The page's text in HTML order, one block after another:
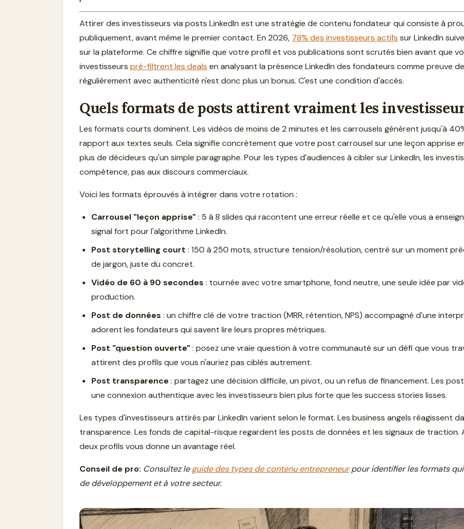
Attirer des investisseurs via posts LinkedIn est une stratégie de contenu fondateur qui consiste à
publiquement, avant même le premier contact. En 2026, 78% des investisseurs actifs sur LinkedIn
sur la plateforme. Ce chiffre signifie que votre profil et vos publications sont scrutés bien avant que
investisseurspré-filtrent les deals en analysant la présence LinkedIn des fondateurs comme preuve
régulièrement avec authenticité n'est donc plus un bonus. C'est une condition d'accès.
Quels formats de posts attirent vraiment les
Les formats courts dominent. Les vidéos de moins de 2 minutes et les carrousels génèrent jusqu'à
rapport aux textes seuls. Cela signifie concrètement que votre post carrousel sur une leçon apprise
plus de décideurs qu'un simple paragraphe. Pour les types d'audiences à cibler sur LinkedIn, les
compétence, pas aux discours commerciaux.
Voici les formats éprouvés à intégrer dans votre rotation :
Carrousel "leçon apprise": 5 à 8 slides qui racontent une erreur réelle et ce qu'elle vous a
signal fort pour l'algorithme LinkedIn.
Post storytelling court : 150 à 250 mots, structure tension/résolution, centré sur un moment
de jargon, juste du concret.
Vidéo de 60 à 90 secondes : tournée avec votre smartphone, fond neutre, une seule idée par
production.
Post de données : un chiffre clé de votre traction (MRR, rétention, NPS) accompagné d'une
adorent les fondateurs qui savent lire leurs propres métriques.
Post "question ouverte": posez une vraie question à votre communauté sur un défi que vous
attirent des profils que vous n'auriez pas ciblés autrement.
Post transparence: partagez une décision difficile, un pivot, ou un refus de financement. Les
une connexion authentique avec les investisseurs bien plus forte que les success stories lisses.
Les types d'investisseurs attirés par LinkedIn varient selon le format. Les business angels réagissent
transparence. Les fonds de capital-risque regardent les posts de données et les signaux de
deux profils vous donne un avantage réel.
Conseil de pro: Consultez leguide des types de contenu entrepreneurpour identifier les formats
de développement et à votre secteur.